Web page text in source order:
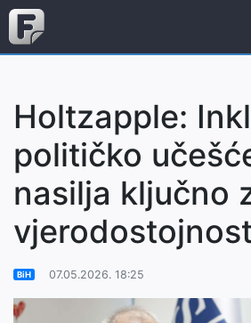
Holtzapple:
političko
nasilja ključno
BiH 07.05.2026. 18:25